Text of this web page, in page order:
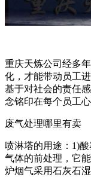
重庆天炼公司经多
化，才能带动员工
基于对社会的责任
念铭印在每个员工心
废气处理哪里有卖
喷淋塔的用途：1)
气体的前处理，它
炉烟气采用石灰石